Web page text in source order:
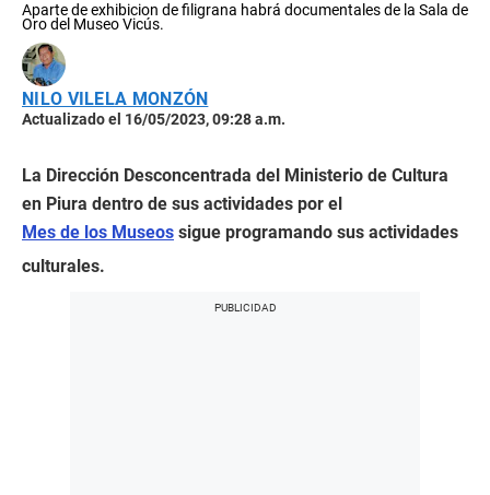
Aparte de exhibicion de filigrana habrá documentales de la Sala de
Oro del Museo Vicús.
NILO VILELA MONZÓN
Actualizado el 16/05/2023, 09:28 a.m.
La Dirección Desconcentrada del Ministerio de Cultura
en Piura dentro de sus actividades por el
Mes de los Museos sigue programando sus actividades
culturales.